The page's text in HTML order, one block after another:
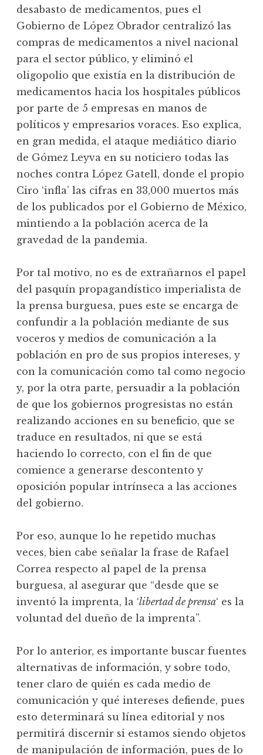
desabasto de medicamentos, pues el
Gobierno de López Obrador centralizó las
compras de medicamentos a nivel nacional
para el sector público, y eliminó el
oligopolio que existía en la distribución de
medicamentos hacia los hospitales públicos
por parte de 5 empresas en manos de
políticos y empresarios voraces. Eso explica,
en gran medida, el ataque mediático diario
de Gómez Leyva en su noticiero todas las
noches contra López Gatell, donde el propio
Ciro ‘infla’ las cifras en 33,000 muertos más
de los publicados por el Gobierno de México,
mintiendo a la población acerca de la
gravedad de la pandemia.
Por tal motivo, no es de extrañarnos el papel
del pasquín propagandístico imperialista de
la prensa burguesa, pues este se encarga de
confundir a la población mediante de sus
voceros y medios de comunicación a la
población en pro de sus propios intereses, y
con la comunicación como tal como negocio
y, por la otra parte, persuadir a la población
de que los gobiernos progresistas no están
realizando acciones en su beneficio, que se
traduce en resultados, ni que se está
haciendo lo correcto, con el fin de que
comience a generarse descontento y
oposición popular intrínseca a las acciones
del gobierno.
Por eso, aunque lo he repetido muchas
veces, bien cabe señalar la frase de Rafael
Correa respecto al papel de la prensa
burguesa, al asegurar que “desde que se
inventó la imprenta, la ‘libertad de prensa‘ es la
voluntad del dueño de la imprenta”.
Por lo anterior, es importante buscar fuentes
alternativas de información, y sobre todo,
tener claro de quién es cada medio de
comunicación y qué intereses defiende, pues
esto determinará su línea editorial y nos
permitirá discernir si estamos siendo objetos
de manipulación de información, pues de lo